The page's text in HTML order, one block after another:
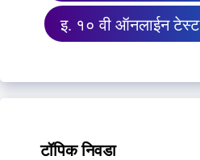
इ. १० वी ऑनलाईन टेस्ट
टॉपिक निवडा